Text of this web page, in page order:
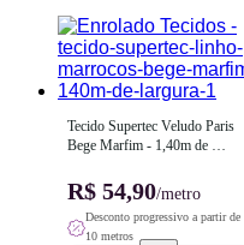
Tecido Supertec Veludo Paris
Bege Marfim - 1,40m de
R$ 54,90/metro
Desconto progressivo a partir de
10 metros